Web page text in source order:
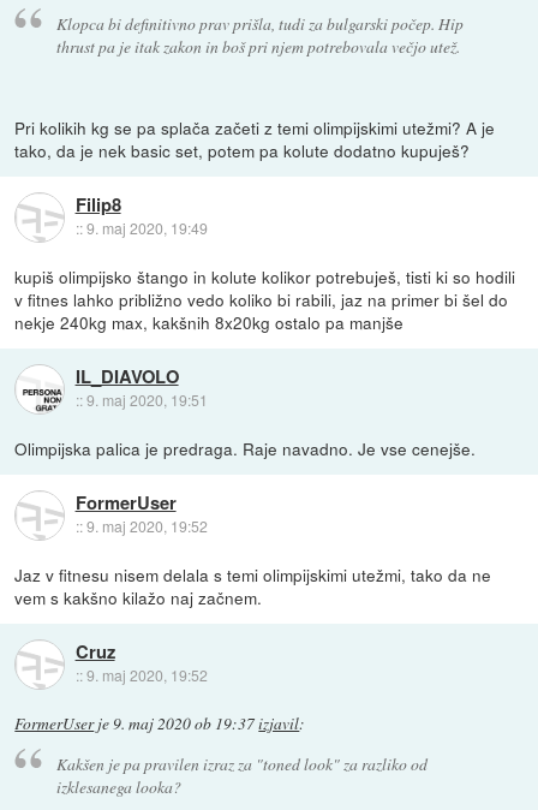
Klopca bi definitivno prav prišla, tudi za bulgarski počep. Hip
thrust pa je itak zakon in boš pri njem potrebovala večjo utež.
Pri kolikih kg se pa splača začeti z temi olimpijskimi utežmi? A je
tako, da je nek basic set, potem pa kolute dodatno kupuješ?
Filip8
::9. maj 2020, 19:49
kupiš olimpijsko štango in kolute kolikor potrebuješ, tisti ki so hodili
v fitnes lahko približno vedo koliko bi rabili, jaz na primer bi šel do
nekje 240kg max, kakšnih 8x20kg ostalo pa manjše
IL_DIAVOLO
::9. maj 2020, 19:51
Olimpijska palica je predraga. Raje navadno. Je vse cenejše.
FormerUser
::9. maj 2020, 19:52
Jaz v fitnesu nisem delala s temi olimpijskimi utežmi, tako da ne
vem s kakšno kilažo naj začnem.
Cruz
::9. maj 2020, 19:52
FormerUserje9. maj 2020 ob 19:37izjavil:
Kakšen je pa pravilen izraz za "toned look" za razliko od
izklesanega looka?